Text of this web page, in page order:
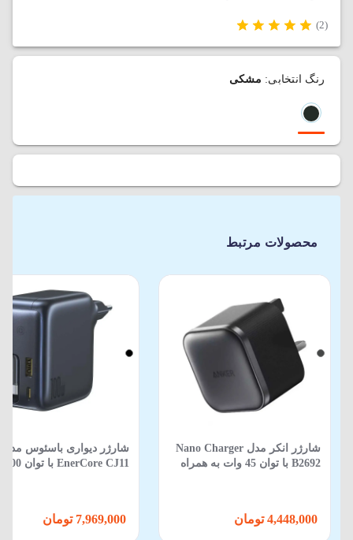
(2)
رنگ انتخابی: مشکی
محصولات مرتبط
شارژر انکر مدل Nano Charger
B2692 با توان 45 وات به همراه
شارژر دیواری باسئوس مدل
EnerCore CJ11 با توان 100 وات